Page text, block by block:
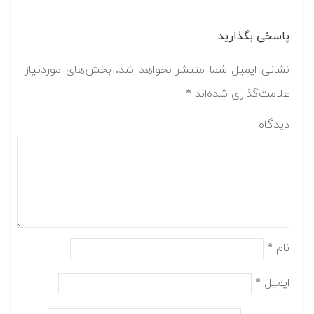
پاسخی بگذارید
نشانی ایمیل شما منتشر نخواهد شد. بخش‌های موردنیاز
علامت‌گذاری شده‌اند *
دیدگاه
نام *
ایمیل *